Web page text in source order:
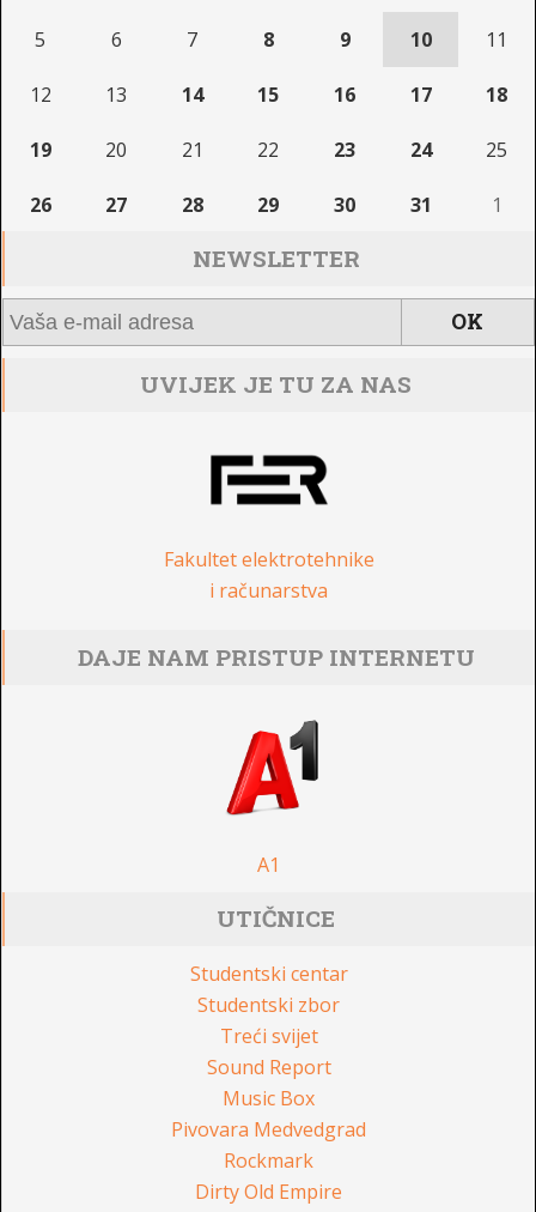
5 6 7 8 9 10 11
12 13 14 15 16 17 18
19 20 21 22 23 24 25
26 27 28 29 30 31 1
NEWSLETTER
UVIJEK JE TU ZA NAS
Fakultet elektrotehnike
i računarstva
DAJE NAM PRISTUP INTERNETU
A1
UTIČNICE
Studentski centar
Studentski zbor
Treći svijet
Sound Report
Music Box
Pivovara Medvedgrad
Rockmark
Dirty Old Empire